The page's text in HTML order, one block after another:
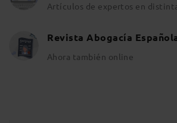
Artículos de expertos en
Revista Abogacía
Ahora también online